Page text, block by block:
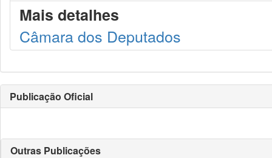
Mais detalhes
Câmara dos Deputados
Publicação Oficial
Outras Publicações